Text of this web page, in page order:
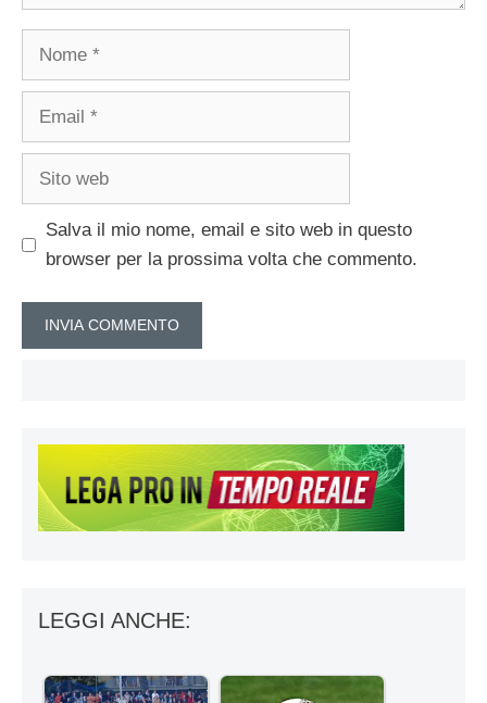
Nome
Email
Sito
Salva il mio nome, email e sito web in questo
browser per la prossima volta che commento.
LEGGI ANCHE: